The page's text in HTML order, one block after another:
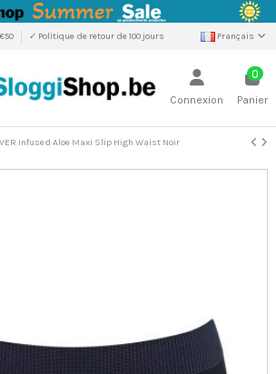
✓ Politique de retour de 100 jours Français
Connexion
0
Panier
Infused Aloe Maxi Slip High Waist Noir